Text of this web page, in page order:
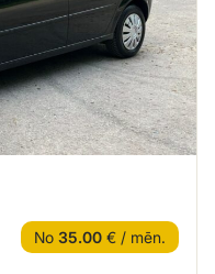
No 35.00 € / mēn.